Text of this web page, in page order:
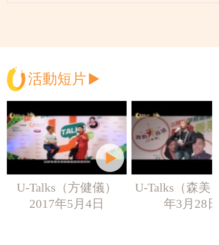
活動短片
U-Talks（方健儀）
2017年5月4日
U-Talks（森美
年3月28日